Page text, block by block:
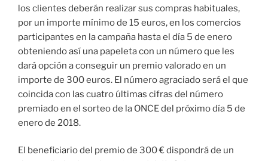
los clientes deberán realizar sus compras habituales,
por un importe mínimo de 15 euros, en los comercios
participantes en la campaña hasta el día 5 de enero
obteniendo así una papeleta con un número que les
dará opción a conseguir un premio valorado en un
importe de 300 euros. El número agraciado será el que
coincida con las cuatro últimas cifras del número
premiado en el sorteo de la ONCE del próximo día 5 de
enero de 2018.
El beneficiario del premio de 300 € dispondrá de un